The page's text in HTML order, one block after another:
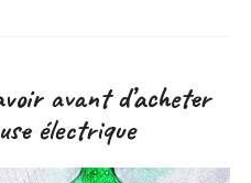
avant d’acheter
électrique